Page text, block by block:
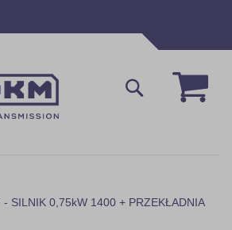
Mój
Szukaj
SILNIK 0,75kW 1400 + PRZEKŁADNIA